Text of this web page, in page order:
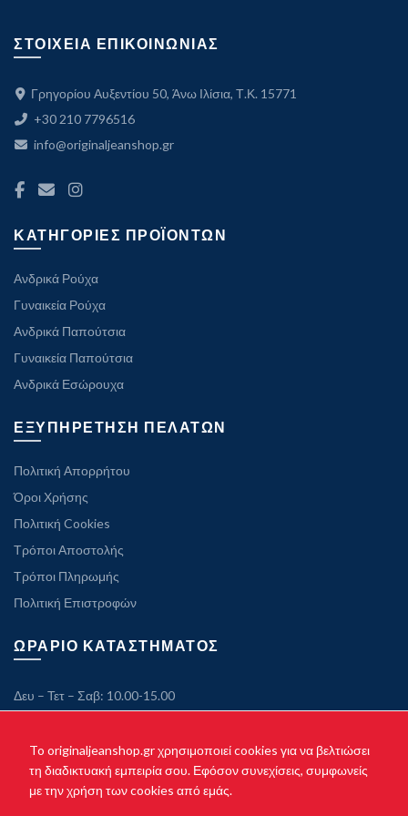
ΣΤΟΙΧΕΙΑ ΕΠΙΚΟΙΝΩΝΙΑΣ
Γρηγορίου Αυξεντίου 50, Άνω Ιλίσια, Τ.Κ. 15771
+30 210 7796516
info@originaljeanshop.gr
ΚΑΤΗΓΟΡΙΕΣ ΠΡΟΪΟΝΤΩΝ
Ανδρικά Ρούχα
Γυναικεία Ρούχα
Ανδρικά Παπούτσια
Γυναικεία Παπούτσια
Ανδρικά Εσώρουχα
ΕΞΥΠΗΡΕΤΗΣΗ ΠΕΛΑΤΩΝ
Πολιτική Απορρήτου
Όροι Χρήσης
Πολιτική Cookies
Τρόποι Αποστολής
Τρόποι Πληρωμής
Πολιτική Επιστροφών
ΩΡΑΡΙΟ ΚΑΤΑΣΤΗΜΑΤΟΣ
Δευ – Τετ – Σαβ: 10.00-15.00
Κυριακή: Κλειστά
To originaljeanshop.gr χρησιμοποιεί cookies για να βελτιώσει
τη διαδικτυακή εμπειρία σου. Εφόσον συνεχίσεις, συμφωνείς
με την χρήση των cookies από εμάς.